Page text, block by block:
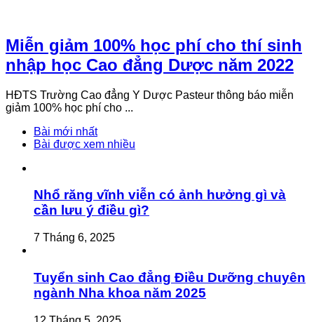
Miễn giảm 100% học phí cho thí sinh
nhập học Cao đẳng Dược năm 2022
HĐTS Trường Cao đẳng Y Dược Pasteur thông báo miễn
giảm 100% học phí cho ...
Bài mới nhất
Bài được xem nhiều
Nhổ răng vĩnh viễn có ảnh hưởng gì và
cần lưu ý điều gì?
7 Tháng 6, 2025
Tuyển sinh Cao đẳng Điều Dưỡng chuyên
ngành Nha khoa năm 2025